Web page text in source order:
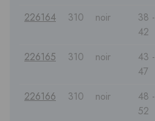
226164 310 noir
38 -
42
226165 310 noir
43 -
47
226166 310 noir
48 -
52